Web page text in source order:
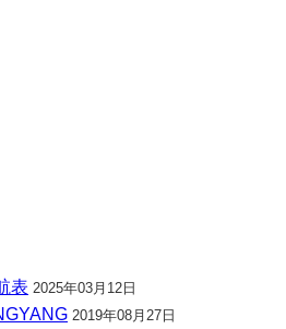
表 2025年03月12日
2019年08月27日